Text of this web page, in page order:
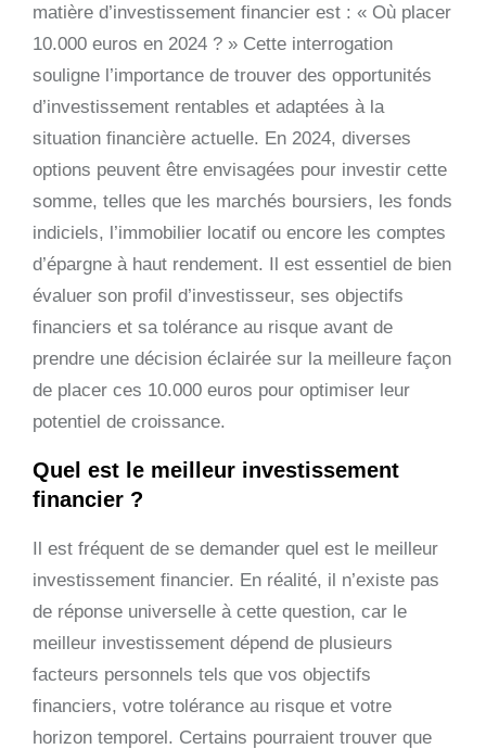
matière d’investissement financier est : « Où placer
10.000 euros en 2024 ? » Cette interrogation
souligne l’importance de trouver des opportunités
d’investissement rentables et adaptées à la
situation financière actuelle. En 2024, diverses
options peuvent être envisagées pour investir cette
somme, telles que les marchés boursiers, les fonds
indiciels, l’immobilier locatif ou encore les comptes
d’épargne à haut rendement. Il est essentiel de bien
évaluer son profil d’investisseur, ses objectifs
financiers et sa tolérance au risque avant de
prendre une décision éclairée sur la meilleure façon
de placer ces 10.000 euros pour optimiser leur
potentiel de croissance.
Quel est le meilleur investissement
financier ?
Il est fréquent de se demander quel est le meilleur
investissement financier. En réalité, il n’existe pas
de réponse universelle à cette question, car le
meilleur investissement dépend de plusieurs
facteurs personnels tels que vos objectifs
financiers, votre tolérance au risque et votre
horizon temporel. Certains pourraient trouver que